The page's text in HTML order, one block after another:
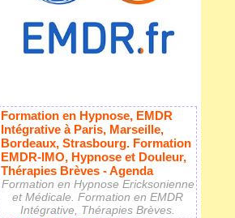
Formation en Hypnose, EMDR
Intégrative à Paris, Marseille,
Bordeaux, Strasbourg. Formation
EMDR-IMO, Hypnose et Douleur,
Thérapies Brèves - Agenda
Formation en Hypnose Ericksonienne
et Médicale. Formation en EMDR
Intégrative, Thérapies Brèves.